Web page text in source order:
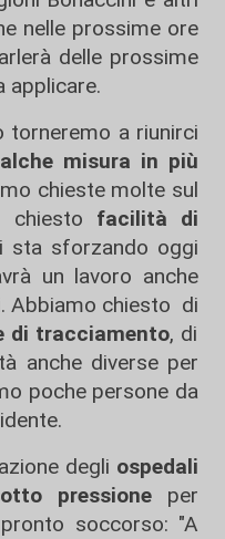
nelle prossime ore
delle prossime
applicare.
torneremo a riunirci
misura in più
chieste molte sul
chiesto facilità di
sta sforzando oggi
un lavoro anche
Abbiamo chiesto di
di tracciamento, di
anche diverse per
poche persone da
degli ospedali
pressione per
soccorso: "A